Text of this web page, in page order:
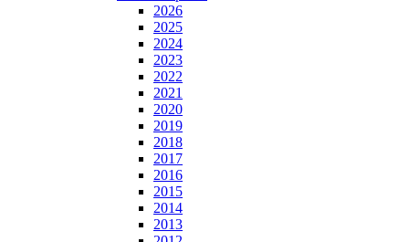
2026
2025
2024
2023
2022
2021
2020
2019
2018
2017
2016
2015
2014
2013